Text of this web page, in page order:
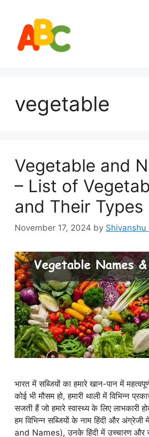
content
vegetable
Vegetable and
– List of
and Their Types
November 17, 2024 by Shivanshu
भारत में सब्जियों का हमारे खान-पान में
कोई भी मौसम हो, हमारी थाली में विभिन्न
सजती हैं जो हमारे स्वास्थ्य के लिए लाभकारी
हम विभिन्न सब्जियों के नाम हिंदी और
and Names), उनके हिंदी में उच्चारण और